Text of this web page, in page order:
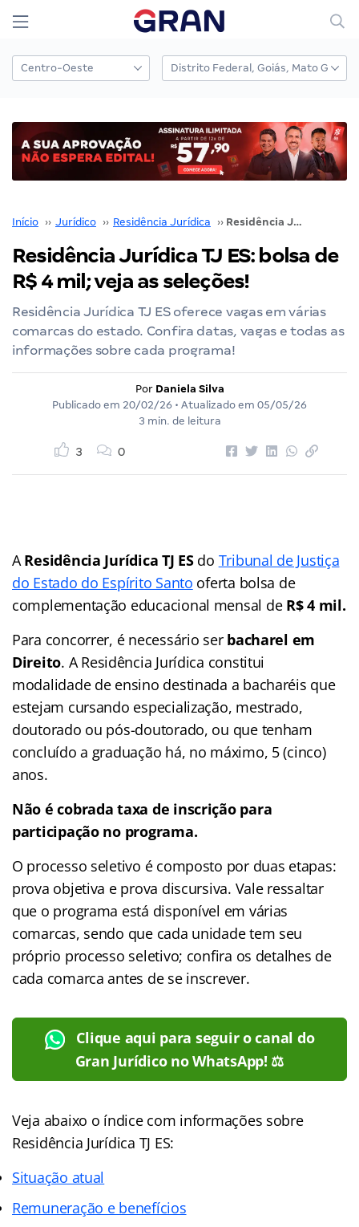
Início ›› Jurídico ›› Residência Jurídica ›› Residência Jurídica TJ ES: bolsa de R$ 4 mil; veja as seleções!
Residência Jurídica TJ ES: bolsa de
R$ 4 mil; veja as seleções!
Residência Jurídica TJ ES oferece vagas em várias
comarcas do estado. Confira datas, vagas e todas as
informações sobre cada programa!
Por Daniela Silva
Publicado em 20/02/26 • Atualizado em 05/05/26
3 min. de leitura
3 0
AResidência Jurídica TJ ESdo Tribunal de Justiça
do Estado do Espírito Santo oferta bolsa de
complementação educacional mensal de R$ 4 mil.
Para concorrer, é necessário ser bacharel em
Direito. A Residência Jurídica constitui
modalidade de ensino destinada a bacharéis que
estejam cursando especialização, mestrado,
doutorado ou pós-doutorado, ou que tenham
concluído a graduação há, no máximo, 5 (cinco)
anos.
Não é cobrada taxa de inscrição para
participação no programa.
O processo seletivo é composto por duas etapas:
prova objetiva e prova discursiva. Vale ressaltar
que o programa está disponível em várias
comarcas, sendo que cada unidade tem seu
próprio processo seletivo; confira os detalhes de
cada comarca antes de se inscrever.
Clique aqui para seguir o canal do
Gran Jurídico no WhatsApp! ⚖️
Veja abaixo o índicecom informações sobre
Residência Jurídica TJ ES:
Situação atual
Remuneração e benefícios